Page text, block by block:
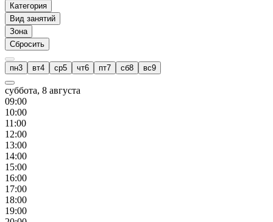
Категория
Вид занятий
Зона
Сбросить
пн3 вт4 ср5 чт6 пт7 сб8 вс9
суббота, 8 августа
09:00
10:00
11 :00
12:00
13:00
14:00
15:00
16:00
17:00
18:00
19:00